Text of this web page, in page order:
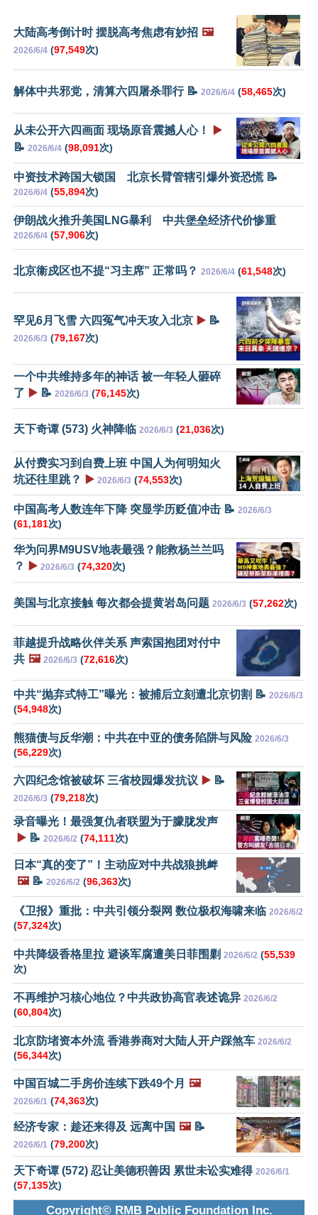
大陆高考倒计时 摆脱高考焦虑有妙招 🖼️
2026/6/4 (97,549次)
解体中共邪党，清算六四屠杀罪行 📝 2026/6/4 (58,465次)
从未公开六四画面 现场原音震撼人心！
▶️
📝 2026/6/4 (98,091次)
中资技术跨国大锁国 北京长臂管辖引爆外资恐慌 📝
2026/6/4 (55,894次)
伊朗战火推升美国LNG暴利 中共堡垒经济代价惨重
2026/6/4 (57,906次)
北京衞戍区也不提“习主席” 正常吗？ 2026/6/4 (61,548次)
罕见6月飞雪 六四冤气冲天攻入北京 ▶️ 📝
2026/6/3 (79,167次)
一个中共维持多年的神话 被一年轻人砸碎
了 ▶️ 📝 2026/6/3 (76,145次)
天下奇谭 (573) 火神降临 2026/6/3 (21,036次)
从付费实习到自费上班 中国人为何明知火
坑还往里跳？
▶️ 2026/6/3 (74,553次)
中国高考人数连年下降 突显学历贬值冲击 📝 2026/6/3
(61,181次)
华为问界M9USV地表最强？能救杨兰兰吗
？
▶️ 2026/6/3 (74,320次)
美国与北京接触 每次都会提黄岩岛问题 2026/6/3 (57,262次)
菲越提升战略伙伴关系 声索国抱团对付中
共 🖼️ 2026/6/3 (72,616次)
中共“抛弃式特工”曝光：被捕后立刻遭北京切割 📝 2026/6/3
(54,948次)
熊猫债与反华潮：中共在中亚的债务陷阱与风险 2026/6/3
(56,229次)
六四纪念馆被破坏 三省校园爆发抗议 ▶️ 📝
2026/6/3 (79,218次)
录音曝光！最强复仇者联盟为于朦胧发声
▶️ 📝 2026/6/2 (74,111次)
日本“真的变了”！主动应对中共战狼挑衅
🖼️📝 2026/6/2 (96,363次)
《卫报》重批：中共引领分裂网 数位极权海啸来临 2026/6/2
(57,324次)
中共降级香格里拉 避谈军腐遭美日菲围剿 2026/6/2 (55,539
次)
不再维护习核心地位？中共政协高官表述诡异 2026/6/2
(60,804次)
北京防堵资本外流 香港券商对大陆人开户踩煞车 2026/6/2
(56,344次)
中国百城二手房价连续下跌49个月 🖼️
2026/6/1 (74,363次)
经济专家：趁还来得及 远离中国 🖼️📝
2026/6/1 (79,200次)
天下奇谭 (572) 忍让美德积善因 累世未讼实难得 2026/6/1
(57,135次)
Copyright© RMB Public Foundation Inc.